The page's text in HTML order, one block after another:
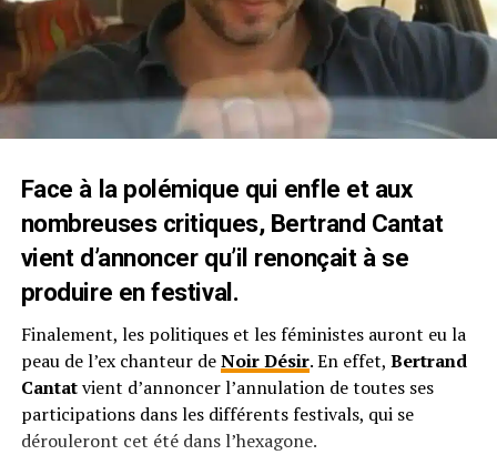
Face à la polémique qui enfle et aux
nombreuses critiques, Bertrand Cantat
vient d’annoncer qu’il renonçait à se
produire en festival.
Finalement, les politiques et les féministes auront eu la
peau de l’ex chanteur deNoir Désir. En effet, Bertrand
Cantatvient d’annoncer l’annulation de toutes ses
participations dans les différents festivals, qui se
dérouleront cet été dans l’hexagone.